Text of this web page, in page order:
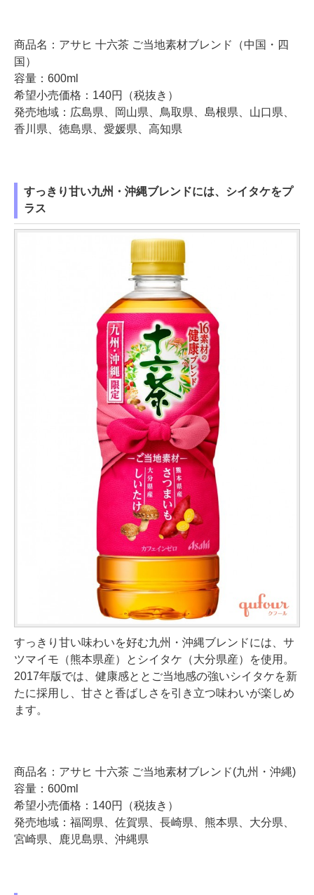
商品名：アサヒ 十六茶 ご当地素材ブレンド（中国・四
国）
容量：600ml
希望小売価格：140円（税抜き）
発売地域：広島県、岡山県、鳥取県、島根県、山口県、
香川県、徳島県、愛媛県、高知県
すっきり甘い九州・沖縄ブレンドには、シイタケをプ
ラス
すっきり甘い味わいを好む九州・沖縄ブレンドには、サ
ツマイモ（熊本県産）とシイタケ（大分県産）を使用。
2017年版では、健康感ととご当地感の強いシイタケを新
たに採用し、甘さと香ばしさを引き立つ味わいが楽しめ
ます。
商品名：アサヒ 十六茶 ご当地素材ブレンド(九州・沖縄)
容量：600ml
希望小売価格：140円（税抜き）
発売地域：福岡県、佐賀県、長崎県、熊本県、大分県、
宮崎県、鹿児島県、沖縄県